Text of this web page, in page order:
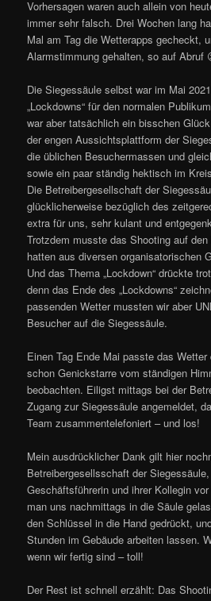
Vorhersagen waren auch allein von
immer sehr falsch. Drei Wochen lang
Mal am Tag die Wetterapps gecheckt,
Alarmstimmung gehalten, so auf Abruf
Die Siegessäule selbst war im Mai
„Lockdowns“ für den normalen
war aber tatsächlich ein bisschen
der engen Aussichtsplattform der
die üblichen Besuchermassen und
sowie ein paar ständig hektisch im
Die Betreibergesellschaft der
glücklicherweise bezüglich des
extra für uns, sehr kulant und
Trotzdem musste das Shooting auf
hatten aus diversen organisatorischen
Und das Thema „Lockdown“ drückte
denn das Ende des „Lockdowns“
passenden Wetter mussten wir aber
Besucher auf die Siegessäule.
Einen Tag Ende Mai passte das
schon Genickstarre vom ständigen
beobachten. Eiligst mittags bei der
Zugang zur Siegessäule angemeldet,
Team zusammentelefoniert – und los!
Mein ausdrücklicher Dank gilt hier
Betreibergesellsschaft der
Geschäftsführerin und ihrer Kollegin
man uns nachmittags in die Säule
den Schlüssel in die Hand gedrückt,
Stunden im Gebäude arbeiten lassen.
wenn wir fertig sind – toll!
Der Rest ist schnell erzählt: Das